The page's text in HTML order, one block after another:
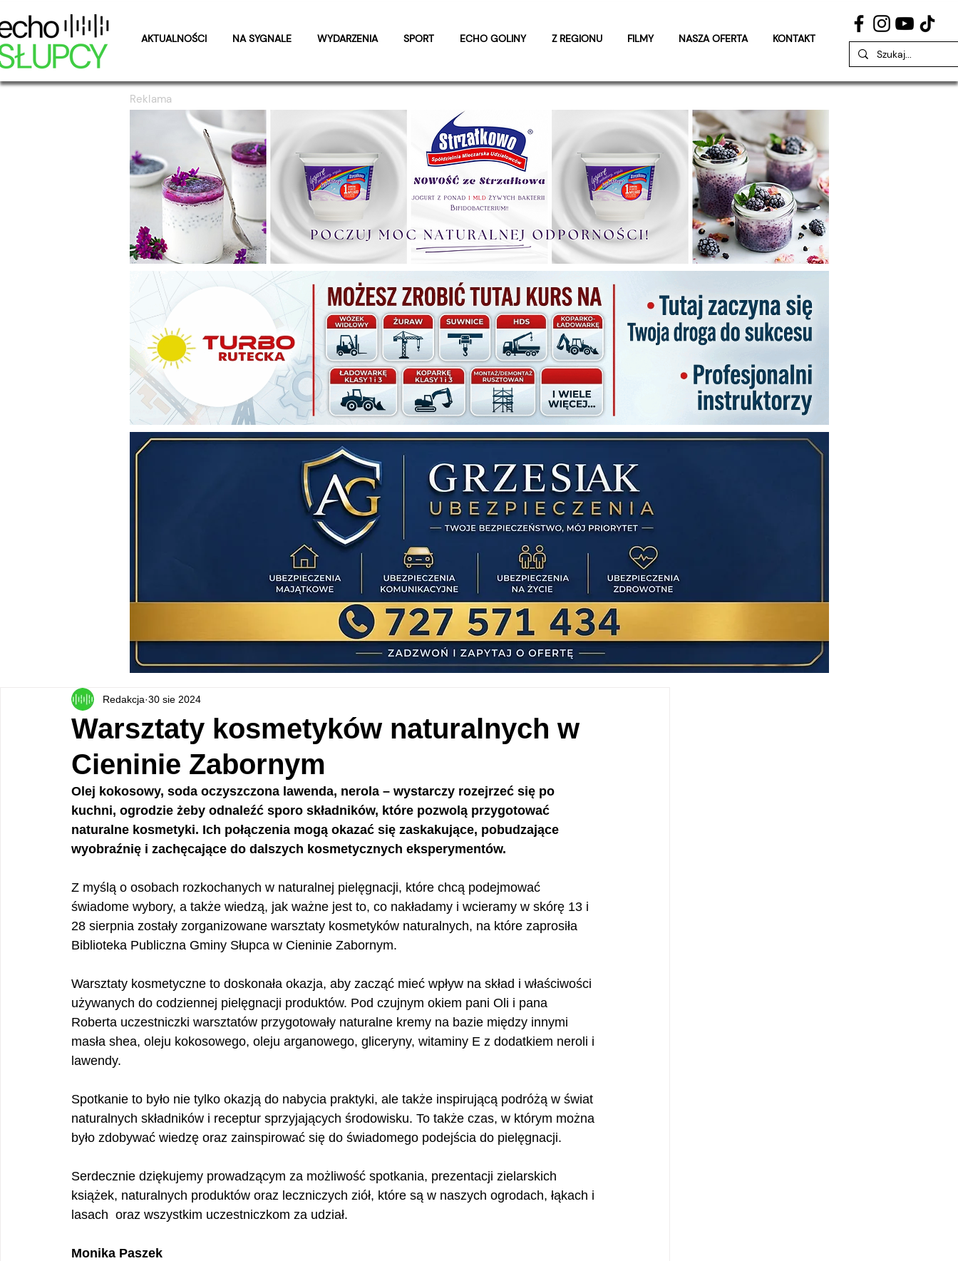
AKTUALNOŚCI NA SYGNALE WYDARZENIA SPORT ECHO GOLINY Z REGIONU FILMY NASZA OFERTA KONTAKT
Reklama
Warsztaty kosmetyków naturalnych w
Cieninie Zabornym
Redakcja 30 sie 2024
Olej kokosowy, soda oczyszczona lawenda, nerola – wystarczy rozejrzeć się po
kuchni, ogrodzie żeby odnaleźć sporo składników, które pozwolą przygotować
naturalne kosmetyki. Ich połączenia mogą okazać się zaskakujące, pobudzające
wyobraźnię i zachęcające do dalszych kosmetycznych eksperymentów.
Z myślą o osobach rozkochanych w naturalnej pielęgnacji, które chcą podejmować
świadome wybory, a także wiedzą, jak ważne jest to, co nakładamy i wcieramy w skórę 13 i
28 sierpnia zostały zorganizowane warsztaty kosmetyków naturalnych, na które zaprosiła
Biblioteka Publiczna Gminy Słupca w Cieninie Zabornym.
Warsztaty kosmetyczne to doskonała okazja, aby zacząć mieć wpływ na skład i właściwości
używanych do codziennej pielęgnacji produktów. Pod czujnym okiem pani Oli i pana
Roberta uczestniczki warsztatów przygotowały naturalne kremy na bazie między innymi
masła shea, oleju kokosowego, oleju arganowego, gliceryny, witaminy E z dodatkiem neroli i
lawendy.
Spotkanie to było nie tylko okazją do nabycia praktyki, ale także inspirującą podróżą w świat
naturalnych składników i receptur sprzyjających środowisku. To także czas, w którym można
było zdobywać wiedzę oraz zainspirować się do świadomego podejścia do pielęgnacji.
Serdecznie dziękujemy prowadzącym za możliwość spotkania, prezentacji zielarskich
książek, naturalnych produktów oraz leczniczych ziół, które są w naszych ogrodach, łąkach i
lasach  oraz wszystkim uczestniczkom za udział.
Monika Paszek